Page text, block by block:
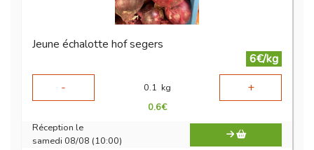
Jeune échalotte hof segers
6€/kg
-
0.1 kg +
0.6€
Réception le
samedi 08/08 (10:00)